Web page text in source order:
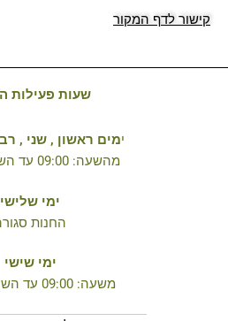
קישור לדף המקור
שעות פעילות
ימים ראשון , שני ,
מהשעה: 09:00 עד השעה: 16:00
ימי שלישי
החנות
ימי שישי
משעה: 09:00 עד השעה: 13:00